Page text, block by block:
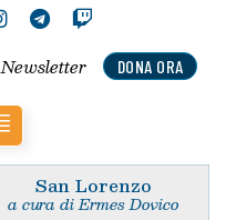
DONA ORA
Newsletter
San Lorenzo
a cura di Ermes Dovico